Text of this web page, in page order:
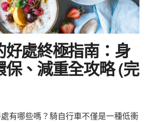
好處終極指南：身
、減重全攻略 (完
有哪些嗎？騎自行車不僅是一種低衝